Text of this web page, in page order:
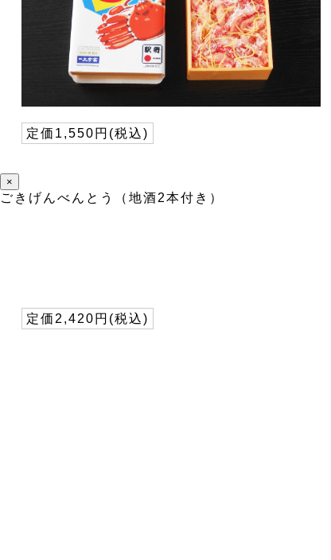
定価1,550円(税込)
×
ごきげんべんとう（地酒2本付き）
定価2,420円(税込)